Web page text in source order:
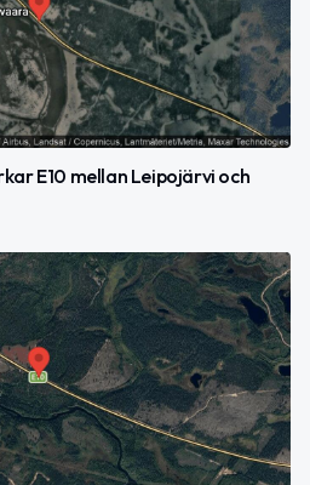
E10 mellan Leipojärvi och